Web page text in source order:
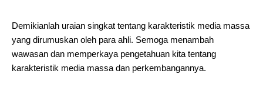
Demikianlah uraian singkat tentang karakteristik media massa
yang dirumuskan oleh para ahli. Semoga menambah
wawasan dan memperkaya pengetahuan kita tentang
karakteristik media massa dan perkembangannya.